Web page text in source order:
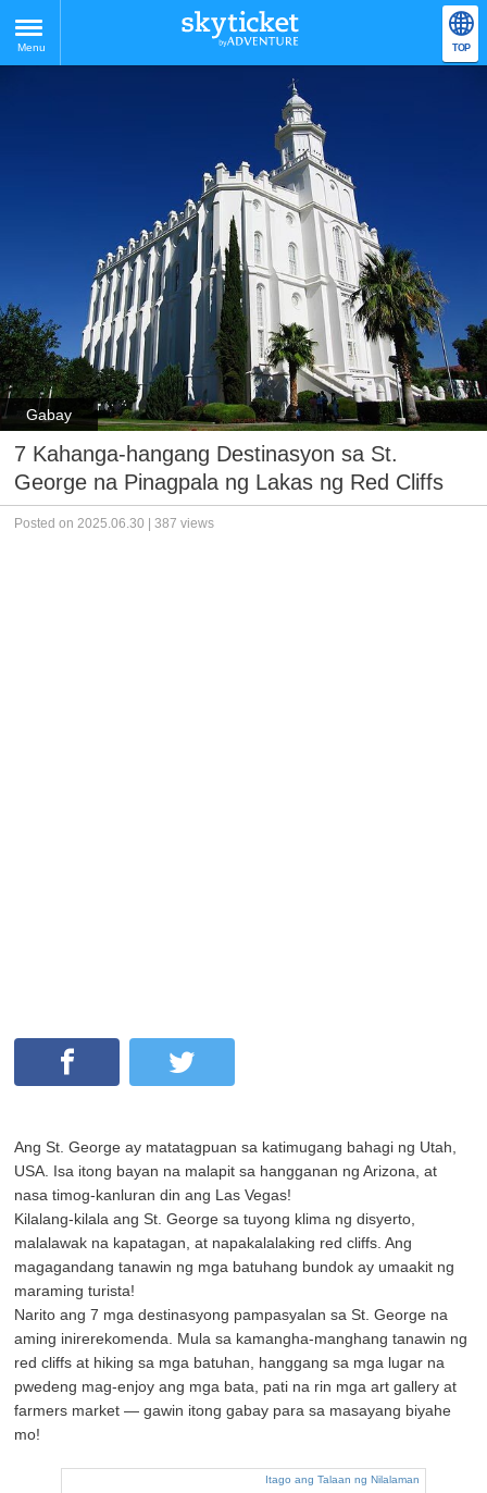
Menu TOP
Gabay
7 Kahanga-hangang Destinasyon sa St.
George na Pinagpala ng Lakas ng Red Cliffs
Posted on 2025.06.30 | 387 views
Ang St. George ay matatagpuan sa katimugang bahagi ng Utah,
USA. Isa itong bayan na malapit sa hangganan ng Arizona, at
nasa timog-kanluran din ang Las Vegas!
Kilalang-kilala ang St. George sa tuyong klima ng disyerto,
malalawak na kapatagan, at napakalalaking red cliffs. Ang
magagandang tanawin ng mga batuhang bundok ay umaakit ng
maraming turista!
Narito ang 7 mga destinasyong pampasyalan sa St. George na
aming inirerekomenda. Mula sa kamangha-manghang tanawin ng
red cliffs at hiking sa mga batuhan, hanggang sa mga lugar na
pwedeng mag-enjoy ang mga bata, pati na rin mga art gallery at
farmers market — gawin itong gabay para sa masayang biyahe
mo!
Itago ang Talaan ng Nilalaman